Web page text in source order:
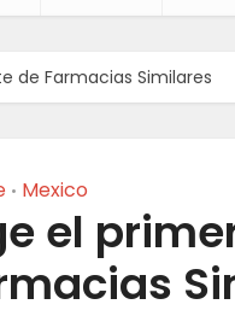
de Farmacias Similares
• Mexico
el